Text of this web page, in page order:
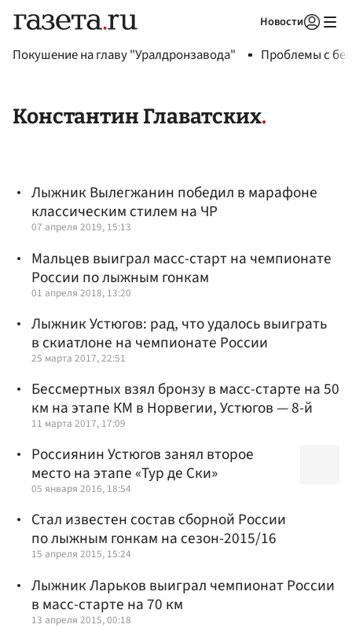
Новости
Покушение на главу "Уралдронзавода" Проблемы с
Константин Главатских
Лыжник Вылегжанин победил в марафоне
классическим стилем на ЧР
07 апреля 2019, 15:13
Мальцев выиграл масс-старт на чемпионате
России по лыжным гонкам
01 апреля 2018, 13:20
Лыжник Устюгов: рад, что удалось выиграть
в скиатлоне на чемпионате России
25 марта 2017, 22:51
Бессмертных взял бронзу в масс-старте на 50
км на этапе КМ в Норвегии, Устюгов — 8-й
11 марта 2017, 17:09
Россиянин Устюгов занял второе
место на этапе «Тур де Ски»
05 января 2016, 18:54
Стал известен состав сборной России
по лыжным гонкам на сезон-2015/16
15 апреля 2015, 15:24
Лыжник Ларьков выиграл чемпионат России
в масс-старте на 70 км
13 апреля 2015, 00:18